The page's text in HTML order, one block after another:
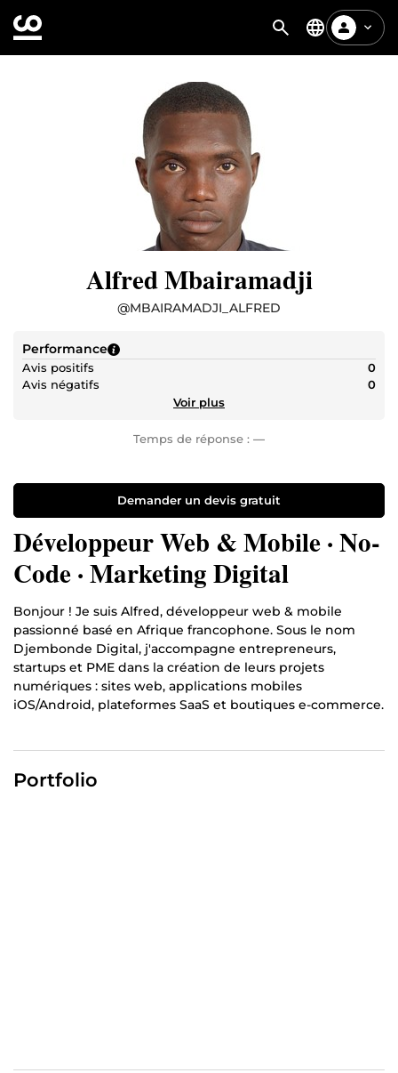
Alfred Mbairamadji
@MBAIRAMADJI_ALFRED
Performance
Avis positifs
0
Avis négatifs
0
Voir plus
Temps de réponse : —
Demander un devis gratuit
Développeur Web & Mobile · No-
Code · Marketing Digital
Bonjour ! Je suis Alfred, développeur web & mobile
passionné basé en Afrique francophone. Sous le nom
Djembonde Digital, j'accompagne entrepreneurs,
startups et PME dans la création de leurs projets
numériques : sites web, applications mobiles
iOS/Android, plateformes SaaS et boutiques e-commerce.
Code puissantes (AI ) avec du développement sur-
mesure en React / Vite / PHP et WordPress, pour livrer
des produits rapides, élégants et performants.
Portfolio